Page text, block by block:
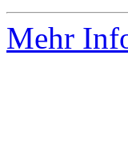
Mehr